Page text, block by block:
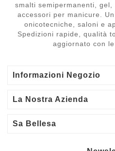
smalti semipermanenti,
accessori per manicure.
onicotecniche, saloni e
Spedizioni rapide, qualità
aggiornato con
Informazioni Negozio
La Nostra Azienda
Sa Bellesa